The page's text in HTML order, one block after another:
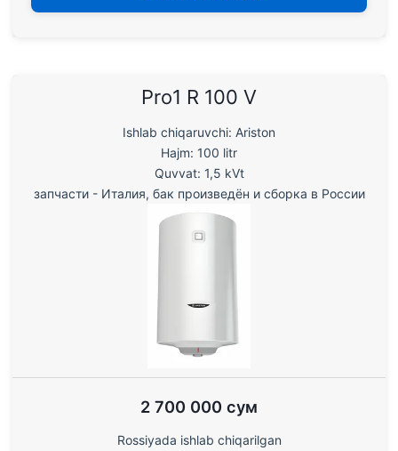
Pro1 R 100 V
Ishlab chiqaruvchi: Ariston
Hajm: 100 litr
Quvvat: 1,5 kVt
запчасти - Италия, бак произведён и сборка в России
2 700 000 сум
Rossiyada ishlab chiqarilgan